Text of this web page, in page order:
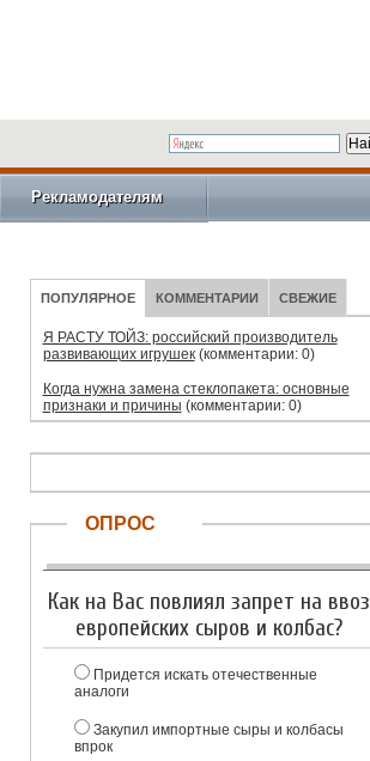
Рекламодателям
ПОПУЛЯРНОЕ КОММЕНТАРИИ СВЕЖИЕ
Я РАСТУ ТОЙЗ: российский производитель
развивающих игрушек(комментарии: 0)
Когда нужна замена стеклопакета: основные
признаки и причины (комментарии: 0)
ОПРОС
Как на Вас повлиял запрет на ввоз
европейских сыров и колбас?
Придется искать отечественные
аналоги
Закупил импортные сыры и колбасы
впрок